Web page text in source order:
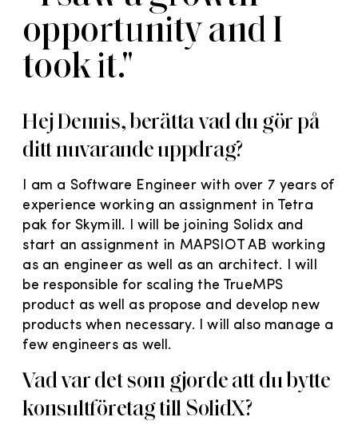
opportunity and I
took it."
Hej Dennis, berätta vad du gör på
ditt nuvarande uppdrag?
I am a Software Engineer with over 7 years of
experience working an assignment in Tetra
pak for Skymill. I will be joining Solidx and
start an assignment in MAPSIOT AB working
as an engineer as well as an architect. I will
be responsible for scaling the TrueMPS
product as well as propose and develop new
products when necessary. I will also manage a
few engineers as well.
Vad var det som gjorde att du bytte
konsultföretag till SolidX?